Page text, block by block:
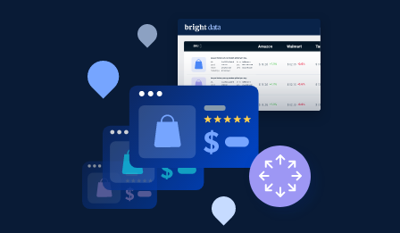
Amazon products global dataset - Collect
products from Brands URLs
Title, Seller name, Brand, Description, Initial
price, Currency, Availability, Reviews count, and